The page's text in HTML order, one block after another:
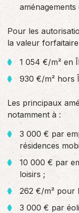
aménagements
Pour les
la valeur
1 054 €/m² en
930 €/m² hors
Les principaux
notamment à :
3 000 € par
résidences
10 000 € par
loisirs ;
262 €/m² pour
3 000 € par